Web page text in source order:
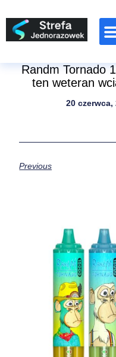
Randm Tornado
ten weteran
20 czerwca,
Previous